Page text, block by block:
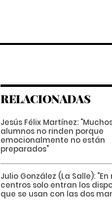
RELACIONADAS
Jesús Félix Martínez:
alumnos no rinden porque
emocionalmente no están
preparados"
Julio González (La Salle):
centros solo entran los
que se usan con las dos